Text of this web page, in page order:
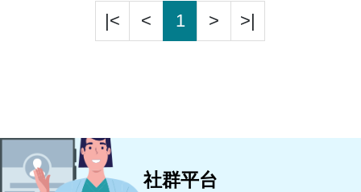
|< < 1 > >|
社群平台